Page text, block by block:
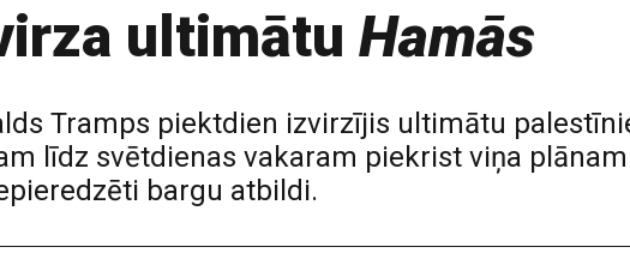
ultimātu Hamās
Tramps piektdien izvirzījis ultimātu
līdz svētdienas vakaram piekrist viņa
bargu atbildi.